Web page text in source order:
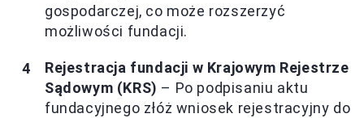
gospodarczej, co może rozszerzyć
możliwości fundacji.
Rejestracja fundacji w Krajowym Rejestrze
Sądowym (KRS) – Po podpisaniu aktu
fundacyjnego złóż wniosek rejestracyjny do